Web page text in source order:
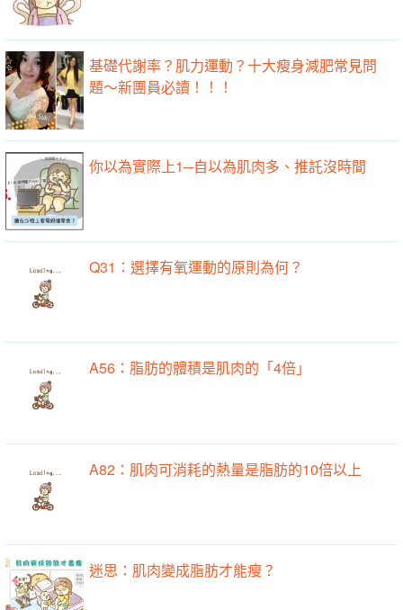
基礎代謝率？肌力運動？十大瘦身減肥常見問
題～新團員必讀！！！
你以為實際上1─自以為肌肉多、推託沒時間
Q31：選擇有氧運動的原則為何？
A56：脂肪的體積是肌肉的「4倍」
A82：肌肉可消耗的熱量是脂肪的10倍以上
迷思：肌肉變成脂肪才能瘦？